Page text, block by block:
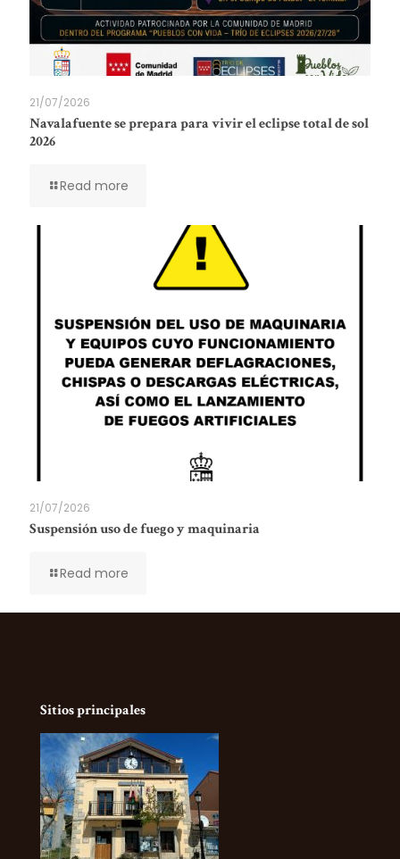
21/07/2026
Navalafuente se prepara para vivir el eclipse total de sol
2026
Read more
21/07/2026
Suspensión uso de fuego y maquinaria
Read more
Sitios principales